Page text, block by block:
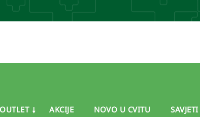
OUTLET AKCIJE NOVO U CVITU